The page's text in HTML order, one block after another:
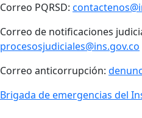
Correo PQRSD:
Correo de notificaciones
procesosjudiciales@ins.gov.co
Correo anticorrupción:
Brigada de emergencias del